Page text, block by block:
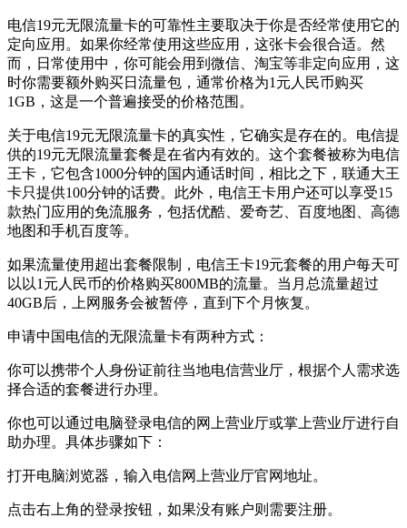
电信19元无限流量卡的可靠性主要取决于你是否经常使用它的
定向应用。如果你经常使用这些应用，这张卡会很合适。然
而，日常使用中，你可能会用到微信、淘宝等非定向应用，这
时你需要额外购买日流量包，通常价格为1元人民币购买
1GB，这是一个普遍接受的价格范围。
关于电信19元无限流量卡的真实性，它确实是存在的。电信提
供的19元无限流量套餐是在省内有效的。这个套餐被称为电信
王卡，它包含1000分钟的国内通话时间，相比之下，联通大王
卡只提供100分钟的话费。此外，电信王卡用户还可以享受15
款热门应用的免流服务，包括优酷、爱奇艺、百度地图、高德
地图和手机百度等。
如果流量使用超出套餐限制，电信王卡19元套餐的用户每天可
以以1元人民币的价格购买800MB的流量。当月总流量超过
40GB后，上网服务会被暂停，直到下个月恢复。
申请中国电信的无限流量卡有两种方式：
你可以携带个人身份证前往当地电信营业厅，根据个人需求选
择合适的套餐进行办理。
你也可以通过电脑登录电信的网上营业厅或掌上营业厅进行自
助办理。具体步骤如下：
打开电脑浏览器，输入电信网上营业厅官网地址。
点击右上角的登录按钮，如果没有账户则需要注册。